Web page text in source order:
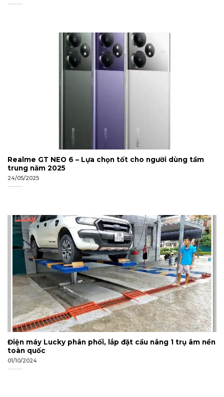
Realme GT NEO 6 – Lựa chọn tốt cho người dùng tầm
trung năm 2025
24/05/2025
Điện máy Lucky phân phối, lắp đặt cầu nâng 1 trụ âm nền
toàn quốc
01/10/2024